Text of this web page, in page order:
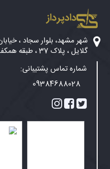
دادپرداز
گلایل ، پلاک 37 ، طبقه همکف
شماره تماس پشتیبانی:
09384688028